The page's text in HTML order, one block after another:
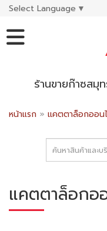
Select Language ▼
ร้านขายก๊าซส
หน้าแรก » แคตตาล็อกออน
แคตตาล็อกอ